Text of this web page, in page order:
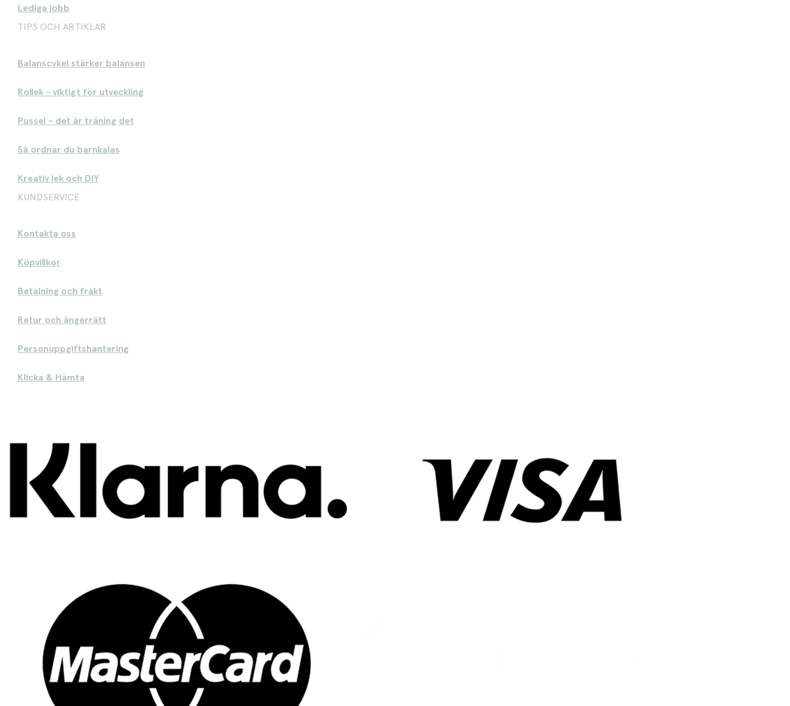
Lediga jobb
TIPS OCH ARTIKLAR
Balanscykel stärker balansen
Rollek - viktigt för utveckling
Pussel - det är träning det
Så ordnar du barnkalas
Kreativ lek och DIY
KUNDSERVICE
Kontakta oss
Köpvillkor
Betalning och frakt
Retur och ångerrätt
Personuppgiftshantering
Klicka & Hämta